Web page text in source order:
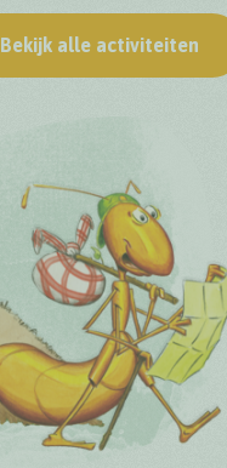
Bekijk alle activiteiten